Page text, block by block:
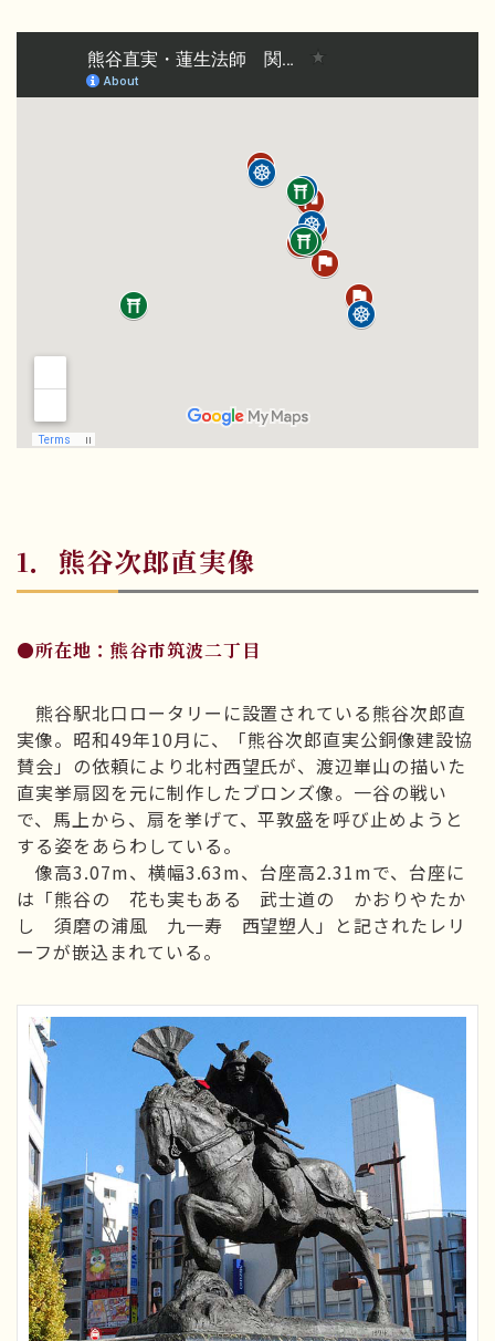
1．熊谷次郎直実像
●所在地：熊谷市筑波二丁目
熊谷駅北口ロータリーに設置されている熊谷次郎直
実像。昭和49年10月に、「熊谷次郎直実公銅像建設協
賛会」の依頼により北村西望氏が、渡辺崋山の描いた
直実挙扇図を元に制作したブロンズ像。一谷の戦い
で、馬上から、扇を挙げて、平敦盛を呼び止めようと
する姿をあらわしている。
像高3.07m、横幅3.63m、台座高2.31mで、台座に
は「熊谷の 花も実もある 武士道の かおりやたか
し 須磨の浦風 九一寿 西望塑人」と記されたレリ
ーフが嵌込まれている。